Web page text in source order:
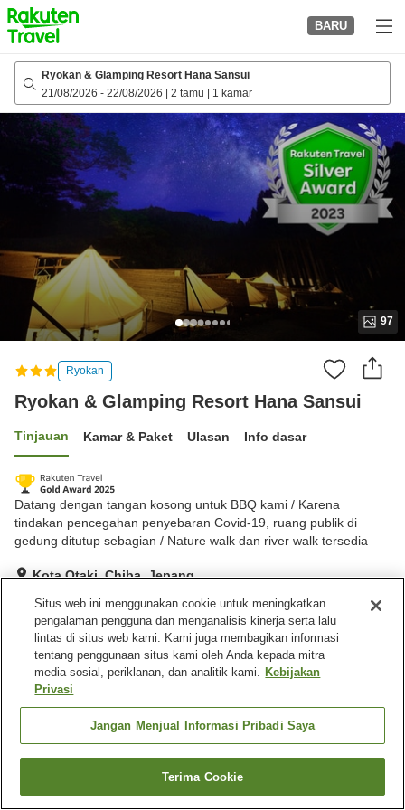
to
top
page
BARU
Ryokan & Glamping Resort Hana Sansui
21/08/2026 - 22/08/2026 2 tamu 1 kamar
97
Ryokan
Ryokan & Glamping Resort Hana Sansui
Tinjauan Kamar & Paket Ulasan Info dasar
Datang dengan tangan kosong untuk BBQ kami / Karena
tindakan pencegahan penyebaran Covid-19, ruang publik di
gedung ditutup sebagian / Nature walk dan river walk tersedia
Kota Otaki, Chiba, Jepang
Hebat Ulasan:486
Fasilitas properti
Beranda Jepang Chiba
Kota Otaki
Cari kamar
Situs web ini menggunakan cookie untuk meningkatkan
pengalaman pengguna dan menganalisis kinerja serta lalu
lintas di situs web kami. Kami juga membagikan informasi
tentang penggunaan situs kami oleh Anda kepada mitra
media sosial, periklanan, dan analitik kami. Kebijakan
Privasi
Jangan Menjual Informasi Pribadi Saya
Terima Cookie